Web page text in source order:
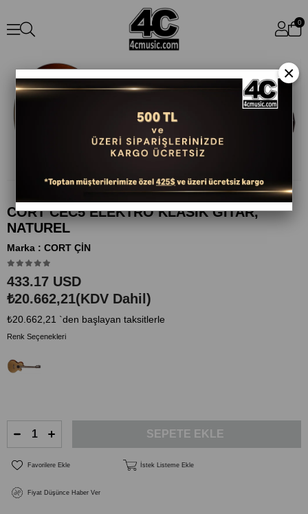
0
CORT CEC5 ELEKTRO KLASİK GİTAR,
NATUREL
Marka : CORT ÇİN
433.17 USD
₺20.662,21(KDV Dahil)
₺20.662,21 `den başlayan taksitlerle
Renk Seçenekleri
Favorilere Ekle İstek Listeme Ekle
Fiyat Düşünce Haber Ver
×